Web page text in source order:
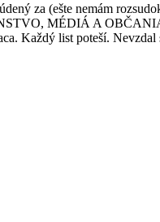
za (ešte nemám
MÉDIÁ A OBČANIA.
Každý list poteší.